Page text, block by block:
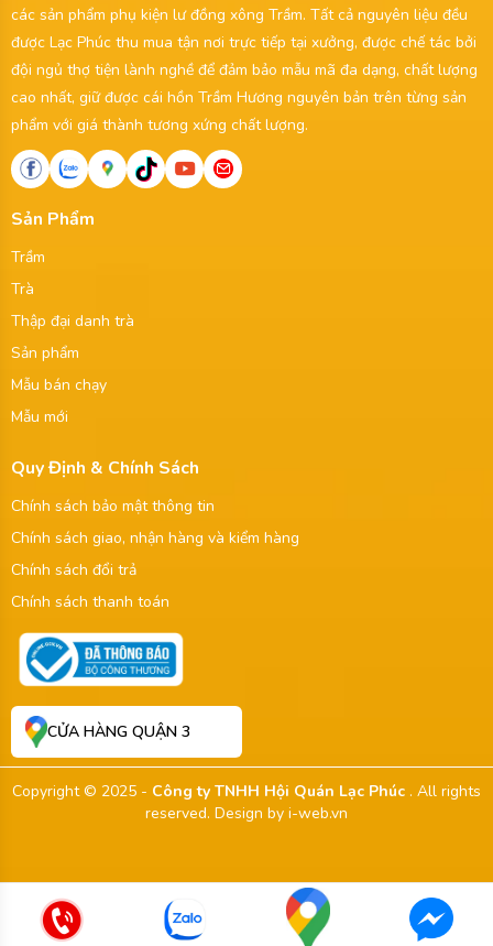
các sản phẩm phụ kiện lư đồng xông Trầm. Tất cả nguyên liệu đều
được Lạc Phúc thu mua tận nơi trực tiếp tại xưởng, được chế tác bởi
đội ngủ thợ tiện lành nghề để đảm bảo mẫu mã đa dạng, chất lượng
cao nhất, giữ được cái hồn Trầm Hương nguyên bản trên từng sản
phẩm với giá thành tương xứng chất lượng.
Sản Phẩm
Trầm
Trà
Thập đại danh trà
Sản phẩm
Mẫu bán chạy
Mẫu mới
Quy Định & Chính Sách
Chính sách bảo mật thông tin
Chính sách giao, nhận hàng và kiểm hàng
Chính sách đổi trả
Chính sách thanh toán
CỬA HÀNG QUẬN 3
Copyright © 2025 - Công ty TNHH Hội Quán Lạc Phúc . All rights
reserved. Design by i-web.vn